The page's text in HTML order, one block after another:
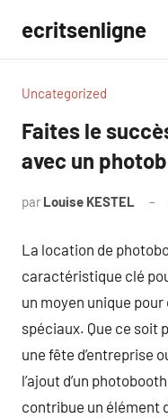
contenu
ecritsenligne
Uncategorized
Faites le
avec un
par Louise KESTEL
La location de
caractéristique clé
un moyen unique
spéciaux. Que ce soit
une fête d’entreprise
l’ajout d’un
contribue un élément